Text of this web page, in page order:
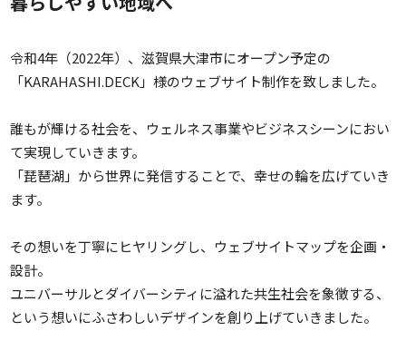
令和4年（2022年）、滋賀県大津市にオープン予定の
「KARAHASHI.DECK」様のウェブサイト制作を致しました。
誰もが輝ける社会を、ウェルネス事業やビジネスシーンにおい
て実現していきます。
「琵琶湖」から世界に発信することで、幸せの輪を広げていき
ます。
その想いを丁寧にヒヤリングし、ウェブサイトマップを企画・
設計。
ユニバーサルとダイバーシティに溢れた共生社会を象徴する、
という想いにふさわしいデザインを創り上げていきました。